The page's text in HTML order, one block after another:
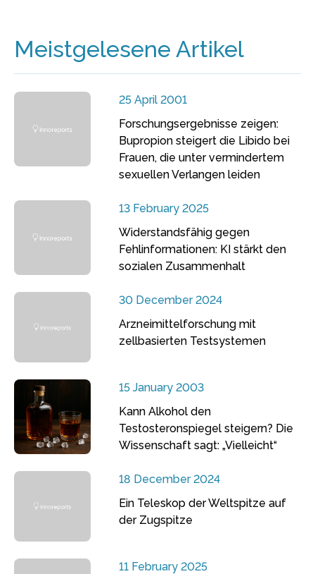
Meistgelesene Artikel
25 April 2001
Forschungsergebnisse zeigen:
Bupropion steigert die Libido bei
Frauen, die unter vermindertem
sexuellen Verlangen leiden
13 February 2025
Widerstandsfähig gegen
Fehlinformationen: KI stärkt den
sozialen Zusammenhalt
30 December 2024
Arzneimittelforschung mit
zellbasierten Testsystemen
15 January 2003
Kann Alkohol den
Testosteronspiegel steigern? Die
Wissenschaft sagt: „Vielleicht“
18 December 2024
Ein Teleskop der Weltspitze auf
der Zugspitze
11 February 2025